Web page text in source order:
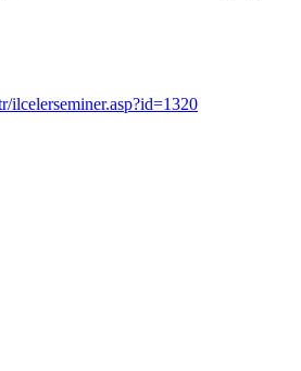
ilcelerseminer.asp?id=1320